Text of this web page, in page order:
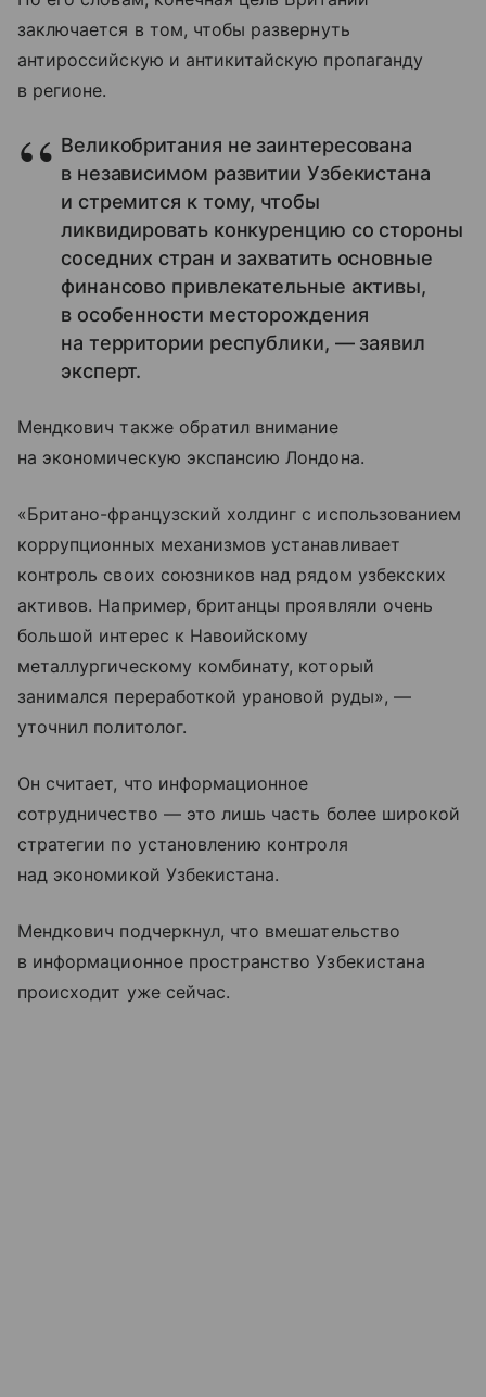
заключается в том, чтобы развернуть
антироссийскую и антикитайскую пропаганду
в регионе.
Великобритания не заинтересована
в независимом развитии Узбекистана
и стремится к тому, чтобы
ликвидировать конкуренцию со стороны
соседних стран и захватить основные
финансово привлекательные активы,
в особенности месторождения
на территории республики, — заявил
эксперт.
Мендкович также обратил внимание
на экономическую экспансию Лондона.
«Британо-французский холдинг с использованием
коррупционных механизмов устанавливает
контроль своих союзников над рядом узбекских
активов. Например, британцы проявляли очень
большой интерес к Навоийскому
металлургическому комбинату, который
занимался переработкой урановой руды», —
уточнил политолог.
Он считает, что информационное
сотрудничество — это лишь часть более широкой
стратегии по установлению контроля
над экономикой Узбекистана.
Мендкович подчеркнул, что вмешательство
в информационное пространство Узбекистана
происходит уже сейчас.